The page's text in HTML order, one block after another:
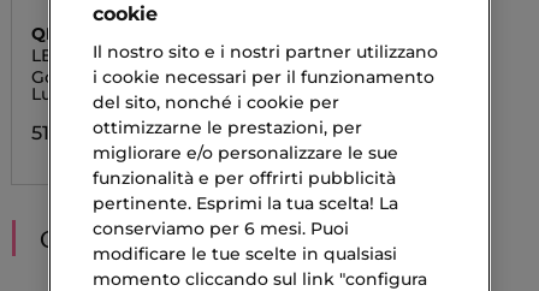
QIRINESS
LE WRAP EXFOLYS AU
RIZ
Gommage Peeling
Luminosità
51,00 €
CONSIGLIATI PER TE
cookie
Il nostro sito e i nostri partner utilizzano
i cookie necessari per il funzionamento
del sito, nonché i cookie per
ottimizzarne le prestazioni, per
migliorare e/o personalizzare le sue
funzionalità e per offrirti pubblicità
pertinente. Esprimi la tua scelta! La
conserviamo per 6 mesi. Puoi
modificare le tue scelte in qualsiasi
momento cliccando sul link "configura